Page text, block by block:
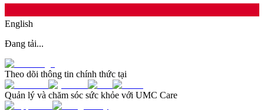
English
Đang tải...
Theo dõi thông tin chính thức tại
Quản lý và chăm sóc sức khỏe với UMC Care